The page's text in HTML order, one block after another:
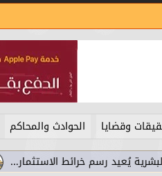
وقضايا الحوادث والمحاكم
ناصف ساويرس يتجاوز خرائط الاستثمار...